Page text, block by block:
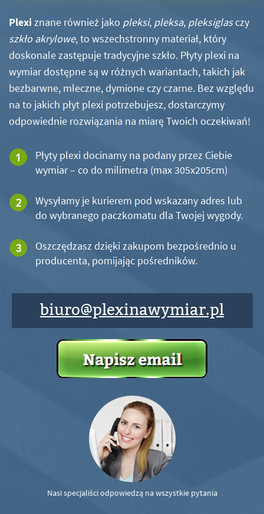
Plexi znane również jako pleksi, pleksa, pleksiglasczy
szkło akrylowe, to wszechstronny materiał, który
doskonale zastępuje tradycyjne szkło. Płyty plexi na
wymiar dostępne są w różnych wariantach, takich jak
bezbarwne, mleczne, dymione czy czarne. Bez względu
na to jakich płyt plexi potrzebujesz, dostarczymy
odpowiednie rozwiązania na miarę Twoich oczekiwań!
Płyty plexi docinamy na podany przez Ciebie
wymiar – co do milimetra (max 305x205cm)
Wysyłamy je kurierem pod wskazany adres lub
do wybranego paczkomatu dla Twojej wygody.
Oszczędzasz dzięki zakupom bezpośrednio u
producenta, pomijając pośredników.
biuro@plexinawymiar.pl
Nasi specjaliści odpowiedzą na wszystkie pytania